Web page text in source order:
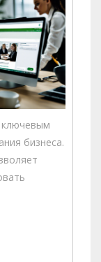
ключевым
бизнеса.